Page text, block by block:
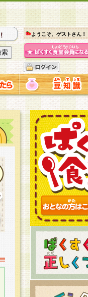
ようこそ、ゲストさん！